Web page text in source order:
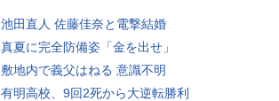
池田直人 佐藤佳奈と電撃結婚
真夏に完全防備姿「金を出せ」
敷地内で義父はねる 意識不明
有明高校、9回2死から大逆転勝利